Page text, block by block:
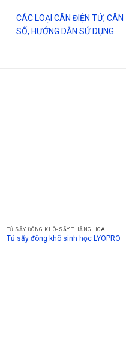
CÁC LOẠI CÂN ĐIỆN TỬ, CÂN
SỐ, HƯỚNG DẪN SỬ DỤNG.
TỦ SẤY ĐÔNG KHÔ- SẤY THĂNG HOA
Tủ sấy đông khô sinh học LYOPRO